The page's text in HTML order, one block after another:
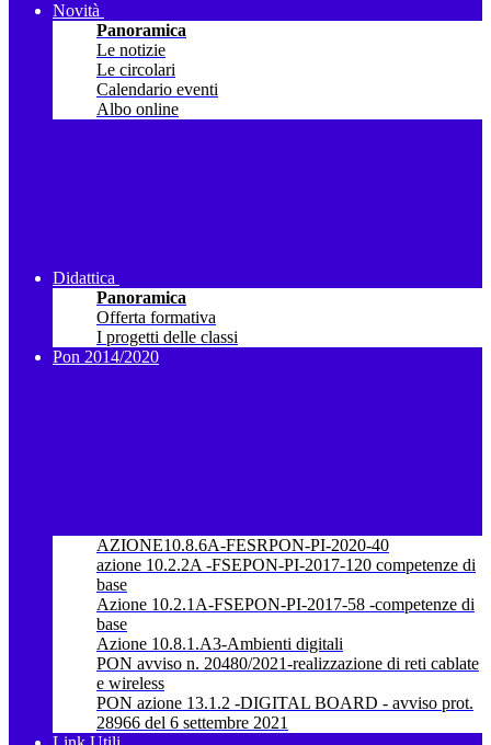
Novità
Panoramica
Le notizie
Le circolari
Calendario eventi
Albo online
Didattica
Panoramica
Offerta formativa
I progetti delle classi
Pon 2014/2020
AZIONE10.8.6A-FESRPON-PI-2020-40
azione 10.2.2A -FSEPON-PI-2017-120 competenze di
base
Azione 10.2.1A-FSEPON-PI-2017-58 -competenze di
base
Azione 10.8.1.A3-Ambienti digitali
PON avviso n. 20480/2021-realizzazione di reti cablate
e wireless
PON azione 13.1.2 -DIGITAL BOARD - avviso prot.
28966 del 6 settembre 2021